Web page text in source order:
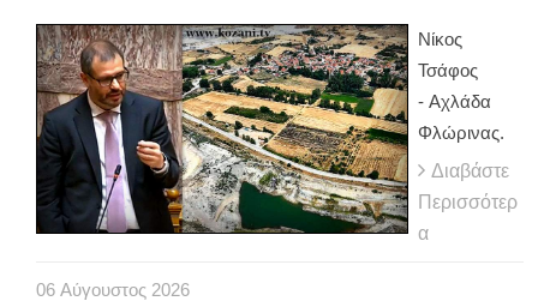
Νίκος
Τσάφος
- Αχλάδα
Φλώρινας.
Διαβάστε
Περισσότερ
α
06 Αύγουστος 2026